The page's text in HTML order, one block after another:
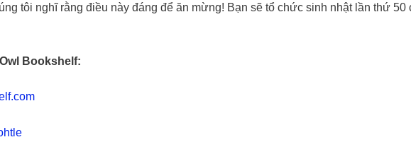
tôi nghĩ rằng điều này đáng để ăn mừng! Bạn sẽ tổ chức sinh nhật lần thứ
Bookshelf: